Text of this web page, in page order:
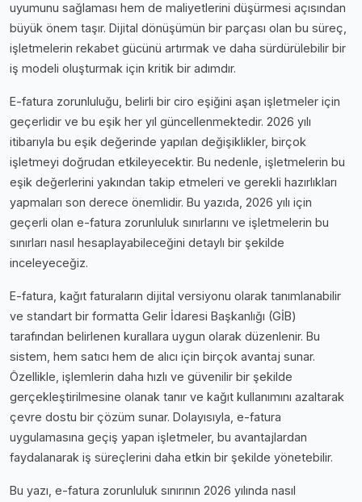
uyumunu sağlaması hem de maliyetlerini düşürmesi açısından
büyük önem taşır. Dijital dönüşümün bir parçası olan bu süreç,
işletmelerin rekabet gücünü artırmak ve daha sürdürülebilir bir
iş modeli oluşturmak için kritik bir adımdır.
E-fatura zorunluluğu, belirli bir ciro eşiğini aşan işletmeler için
geçerlidir ve bu eşik her yıl güncellenmektedir. 2026 yılı
itibarıyla bu eşik değerinde yapılan değişiklikler, birçok
işletmeyi doğrudan etkileyecektir. Bu nedenle, işletmelerin bu
eşik değerlerini yakından takip etmeleri ve gerekli hazırlıkları
yapmaları son derece önemlidir. Bu yazıda, 2026 yılı için
geçerli olan e-fatura zorunluluk sınırlarını ve işletmelerin bu
sınırları nasıl hesaplayabileceğini detaylı bir şekilde
inceleyeceğiz.
E-fatura, kağıt faturaların dijital versiyonu olarak tanımlanabilir
ve standart bir formatta Gelir İdaresi Başkanlığı (GİB)
tarafından belirlenen kurallara uygun olarak düzenlenir. Bu
sistem, hem satıcı hem de alıcı için birçok avantaj sunar.
Özellikle, işlemlerin daha hızlı ve güvenilir bir şekilde
gerçekleştirilmesine olanak tanır ve kağıt kullanımını azaltarak
çevre dostu bir çözüm sunar. Dolayısıyla, e-fatura
uygulamasına geçiş yapan işletmeler, bu avantajlardan
faydalanarak iş süreçlerini daha etkin bir şekilde yönetebilir.
Bu yazı, e-fatura zorunluluk sınırının 2026 yılında nasıl